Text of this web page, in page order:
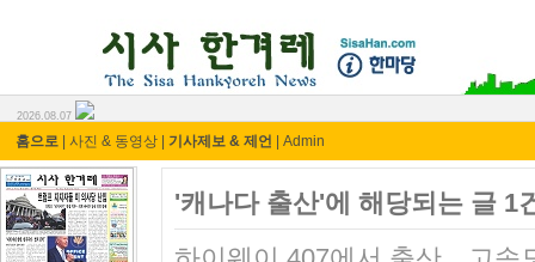
2026.08.07
홈으로 사진 & 동영상 기사제보 & 제언 Admin
'캐나다 출산'에 해당되는 글 1